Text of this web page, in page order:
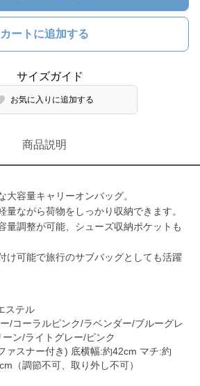
カートに追加する
お気に入りに追加する
商品説明
大容量キャリーオンバッグ。
量ながら荷物をしっかり収納できます。
量調整が可能、シューズ収納ポケットも
け可能で旅行のサブバッグとしても活躍
ステル
/コーラルピンク/ラベンダー/ブルーグレ
ン/ライトグレー/ピンク
ァスナー付き) 底横幅:約42cm マチ:約
（調節不可、取り外し不可）